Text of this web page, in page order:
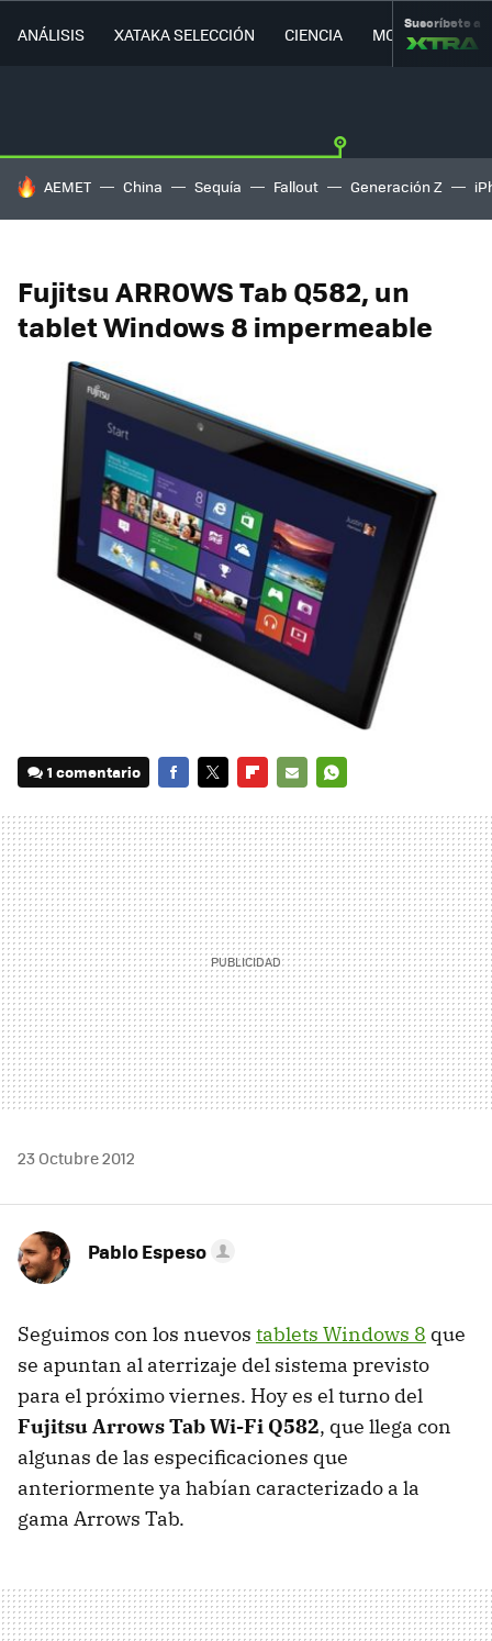
ANÁLISIS XATAKA SELECCIÓN CIENCIA MOVILIDAD
Suscríbete a
HOY SE HABLA DE
AEMET China Sequía Fallout Generación Z
Fujitsu ARROWS Tab Q582, un
tablet Windows 8 impermeable
1 comentario
MAIL
23 Octubre 2012
Pablo Espeso
Seguimos con los nuevos tablets Windows 8 que
se apuntan al aterrizaje del sistema previsto
para el próximo viernes. Hoy es el turno del
Fujitsu Arrows Tab Wi-Fi Q582, que llega con
algunas de las especificaciones que
anteriormente ya habían caracterizado a la
gama Arrows Tab.